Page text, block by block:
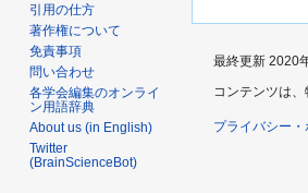
シ
ョ
に
動
引用の仕方
著作権について
免責事項
問い合わせ
各学会編集のオンライ
ン用語辞典
About us (in English)
Twitter
(BrainScienceBot)
最終更新 2020
コンテンツは、
プライバシー・